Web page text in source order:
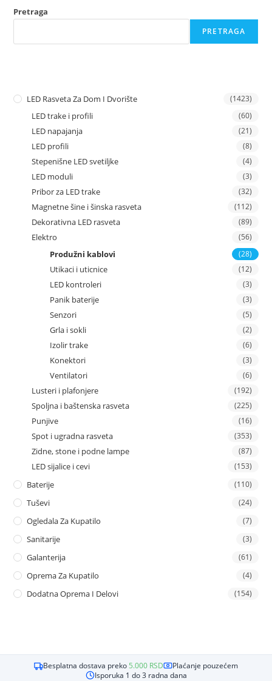
Pretraga
PRETRAGA
LED Rasveta Za Dom I Dvorište (1423)
LED trake i profili (60)
LED napajanja (21)
LED profili (8)
Stepenišne LED svetiljke (4)
LED moduli (3)
Pribor za LED trake (32)
Magnetne šine i šinska rasveta (112)
Dekorativna LED rasveta (89)
Elektro (56)
Produžni kablovi (28)
Utikaci i uticnice (12)
LED kontroleri (3)
Panik baterije (3)
Senzori (5)
Grla i sokli (2)
Izolir trake (6)
Konektori (3)
Ventilatori (6)
Lusteri i plafonjere (192)
Spoljna i baštenska rasveta (225)
Punjive (16)
Spot i ugradna rasveta (353)
Zidne, stone i podne lampe (87)
LED sijalice i cevi (153)
Baterije (110)
Tuševi (24)
Ogledala Za Kupatilo (7)
Sanitarije (3)
Galanterija (61)
Oprema Za Kupatilo (4)
Dodatna Oprema I Delovi (154)
Besplatna dostava preko 5.000 RSD
Plaćanje pouzećem
Isporuka 1 do 3 radna dana